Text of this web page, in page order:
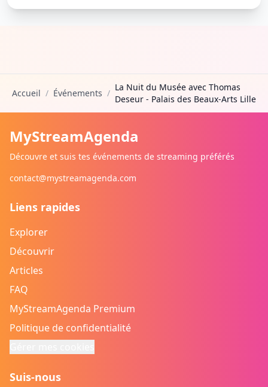
Accueil / Événements /
La Nuit du Musée avec Thomas
Deseur - Palais des Beaux-Arts Lille
MyStreamAgenda
Découvre et suis tes événements de streaming préférés
contact@mystreamagenda.com
Liens rapides
Explorer
Découvrir
Articles
FAQ
MyStreamAgenda Premium
Politique de confidentialité
Suis-nous